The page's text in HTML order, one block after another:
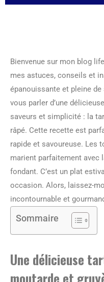
Bienvenue sur mon blog
mes astuces, conseils et
épanouissante et pleine
vous parler d’une
saveurs et simplicité : la
râpé. Cette recette est
rapide et savoureuse. Les
marient parfaitement avec
fondant. C’est un plat
occasion. Alors, laissez-
incontournable et
Sommaire
Une délicieuse
moutarde et